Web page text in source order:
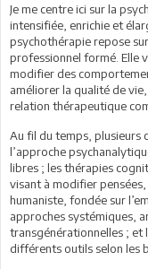
Je me centre ici sur la
intensifiée, enrichie et
psychothérapie repose
professionnel formé. Elle
modifier des
améliorer la qualité de
relation thérapeutique
Au fil du temps, plusieurs
l’approche
libres ; les thérapies
visant à modifier
humaniste, fondée sur
approches systémiques,
transgénérationnelles ; et
différents outils selon les